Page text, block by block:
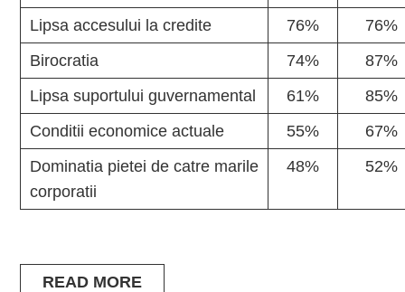
Lipsa accesului la credite 76%
76%
Birocratia
74%
87%
Lipsa suportului guvernamental
61%
85%
Conditii economice actuale
55%
67%
Dominatia pietei de catre marile
corporatii
48% 52%
READ MORE